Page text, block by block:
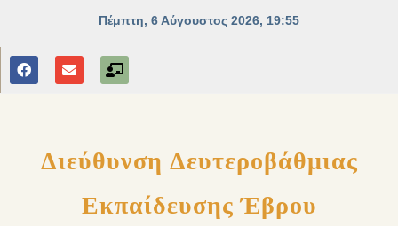
Διεύθυνση Δευτεροβάθμιας
Εκπαίδευσης Έβρου